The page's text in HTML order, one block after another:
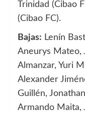
Trinidad (Cibao
(Cibao FC).
Bajas: Lenín
Aneurys Mateo,
Almanzar, Yuri
Alexander
Guillén,
Armando Maita,